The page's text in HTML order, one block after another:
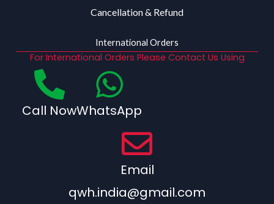
Cancellation & Refund
International Orders
For International Orders Please Contact Us Using
Call NowWhatsApp
Email
qwh.india@gmail.com